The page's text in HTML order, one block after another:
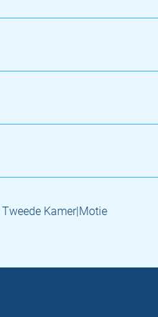
Kamer|Motie